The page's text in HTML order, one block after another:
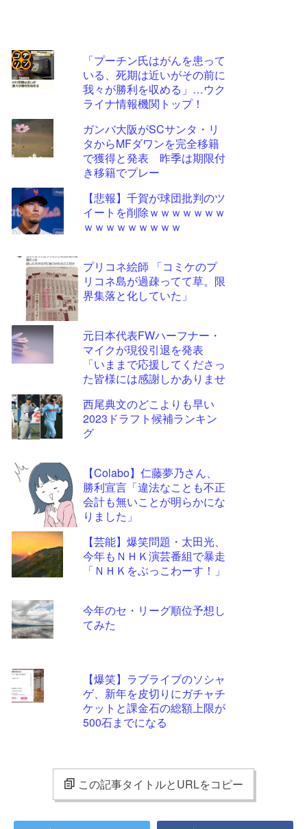
「プーチン氏はがんを患って
いる、死期は近いがその前に
我々が勝利を収める」…ウク
ライナ情報機関トップ！
ガンバ大阪がSCサンタ・リ
タからMFダワンを完全移籍
で獲得と発表 昨季は期限付
き移籍でプレー
【悲報】千賀が球団批判のツ
イートを削除ｗｗｗｗｗｗｗ
ｗｗｗｗｗｗｗｗｗ
プリコネ絵師 「コミケのプ
リコネ島が過疎ってて草。限
界集落と化していた」
元日本代表FWハーフナー・
マイクが現役引退を発表
「いままで応援してくださっ
た皆様には感謝しかありませ
西尾典文のどこよりも早い
2023ドラフト候補ランキン
グ
【Colabo】仁藤夢乃さん、
勝利宣言「違法なことも不正
会計も無いことが明らかにな
りました」
【芸能】爆笑問題・太田光、
今年もＮＨＫ演芸番組で暴走
「ＮＨＫをぶっこわーす！」
今年のセ・リーグ順位予想し
てみた
【爆笑】ラブライブのソシャ
ゲ、新年を皮切りにガチャチ
ケットと課金石の総額上限が
500石までになる
コテ
- 固
定リ
ンク
更新
ツー
ル
この記事タイトルとURLをコピー